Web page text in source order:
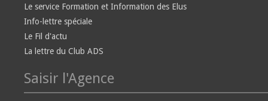
Le service Formation et Information des Elus
Info-lettre spéciale
Le Fil d'actu
La lettre du Club ADS
Saisir l'Agence